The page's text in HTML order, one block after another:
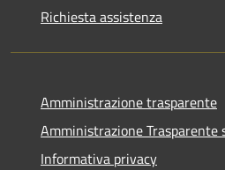
Richiesta assistenza
Amministrazione trasparente
Amministrazione Trasparente
Informativa privacy